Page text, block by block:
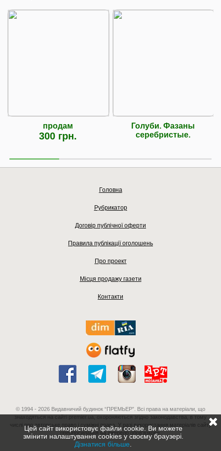
продам
300 грн.
Голуби. Фазаны
серебристые.
Головна
Рубрикатор
Договір публічної оферти
Правила публікації оголошень
Про проект
Місця продажу газети
Контакти
© 1994 - 2026 Видавничий будинок “ПРЕМЬЕР”. Всі права на матеріали, що
знаходяться на сайті premier.ua, охороняються згідно законодавства, в тому
числі про авторське право і суміжні права. У разі використання матеріалів сайту
гіперпосилання на джерело обов'язкове.
Цей сайт використовує файли cookie. Ви можете
змінити налаштування cookies у своєму браузері.
Дізнатися більше